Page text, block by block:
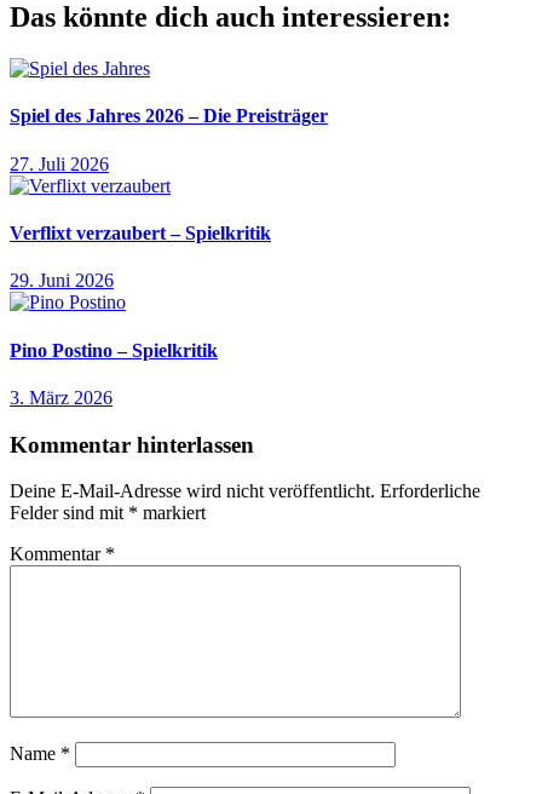
Das könnte dich auch interessieren:
Spiel des Jahres 2026 – Die Preisträger
27. Juli 2026
Verflixt verzaubert – Spielkritik
29. Juni 2026
Pino Postino – Spielkritik
3. März 2026
Kommentar hinterlassen
Deine E-Mail-Adresse wird nicht veröffentlicht. Erforderliche
Felder sind mit * markiert
Kommentar *
Name *